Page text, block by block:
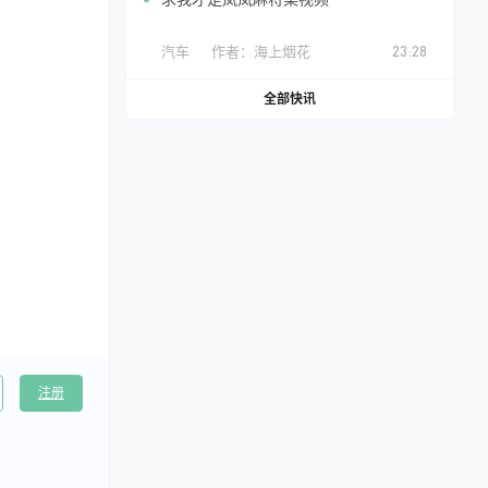
注册
汽车 作者： 海上烟花 23:28
全部快讯